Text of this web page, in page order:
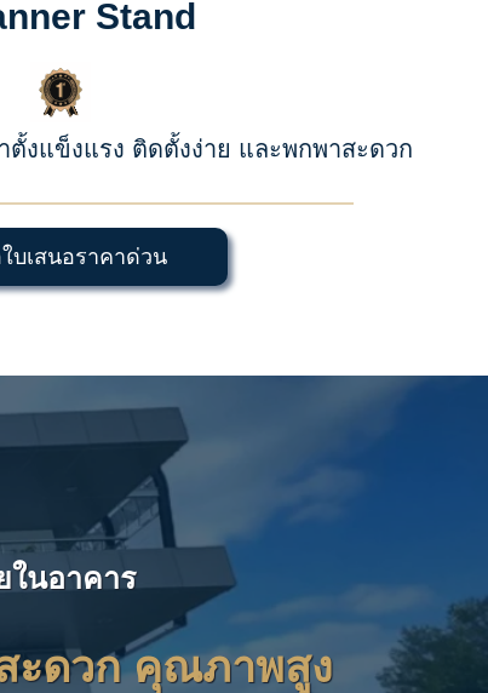
Stand
ตั้งแข็งแรง ติดตั้งง่าย และพกพาสะดวก
บเสนอราคาด่วน
ในอาคาร
ดวก คุณภาพสูง